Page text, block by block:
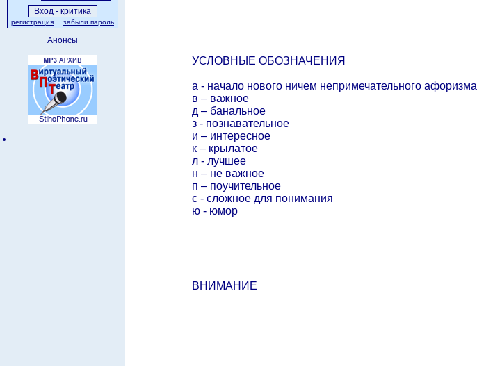
регистрация забыли пароль
Анонсы
УСЛОВНЫЕ ОБОЗНАЧЕНИЯ
а - начало нового ничем непримечательного афоризма
в – важное
д – банальное
з - познавательное
и – интересное
к – крылатое
л - лучшее
н – не важное
п – поучительное
с - сложное для понимания
ю - юмор
ВНИМАНИЕ